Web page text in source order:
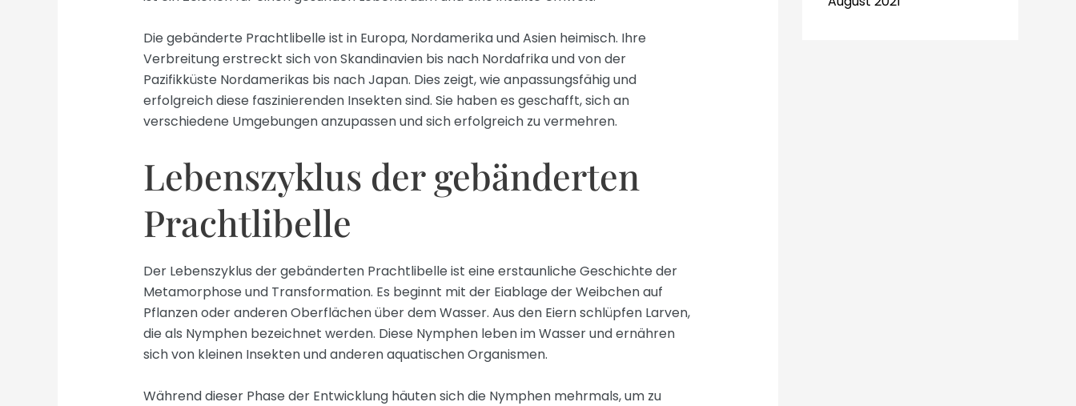
Die gebänderte Prachtlibelle ist in Europa, Nordamerika und Asien heimisch. Ihre
Verbreitung erstreckt sich von Skandinavien bis nach Nordafrika und von der
Pazifikküste Nordamerikas bis nach Japan. Dies zeigt, wie anpassungsfähig und
erfolgreich diese faszinierenden Insekten sind. Sie haben es geschafft, sich an
verschiedene Umgebungen anzupassen und sich erfolgreich zu vermehren.
Lebenszyklus der gebänderten
Prachtlibelle
Der Lebenszyklus der gebänderten Prachtlibelle ist eine erstaunliche Geschichte der
Metamorphose und Transformation. Es beginnt mit der Eiablage der Weibchen auf
Pflanzen oder anderen Oberflächen über dem Wasser. Aus den Eiern schlüpfen Larven,
die als Nymphen bezeichnet werden. Diese Nymphen leben im Wasser und ernähren
sich von kleinen Insekten und anderen aquatischen Organismen.
Während dieser Phase der Entwicklung häuten sich die Nymphen mehrmals, um zu